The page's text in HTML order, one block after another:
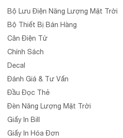
Bộ Lưu Điện Năng Lượng Mặt Trời
Bộ Thiết Bị Bán Hàng
Cân Điện Tử
Chính Sách
Decal
Đánh Giá & Tư Vấn
Đầu Đọc Thẻ
Đèn Năng Lượng Mặt Trời
Giấy In Bill
Giấy In Hóa Đơn